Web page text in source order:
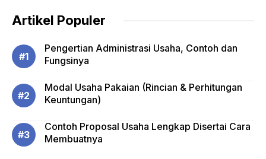
Artikel Populer
Pengertian Administrasi Usaha, Contoh dan
Fungsinya
Modal Usaha Pakaian (Rincian & Perhitungan
Keuntungan)
Contoh Proposal Usaha Lengkap Disertai Cara
Membuatnya